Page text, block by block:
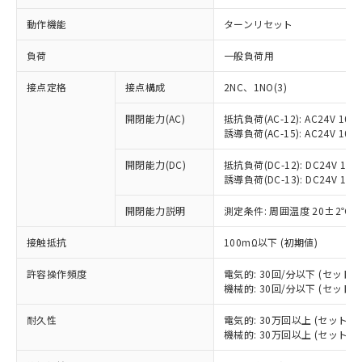
動作機能 ターンリセット
負荷 一般負荷用
接点定格 接点構成 2NC、1NO(3)
開閉能力(AC)
抵抗負荷(AC-12): AC24V
誘導負荷(AC-15): AC24V
開閉能力(DC)
抵抗負荷(DC-12): DC24V
誘導負荷(DC-13): DC24V
開閉能力説明 測定条件: 周囲温度 20±2℃
接触抵抗 100mΩ以下 (初期値)
許容操作頻度
電気的: 30回/分以下 (セット
機械的: 30回/分以下 (セット
耐久性
電気的: 30万回以上 (セット、
機械的: 30万回以上 (セット、
対応済み：EU RoHS指令（10物質）の
非含有に対応した製品が提供可能な商品で
対応予定：EU RoHS指令（10物質）の非含